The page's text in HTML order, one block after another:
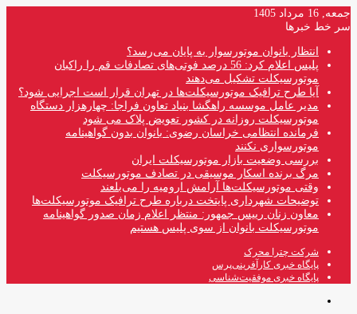
جمعه, 16 مرداد 1405
سر خط خبرها
انتظار بانوان موتورسوار به پایان می‌رسد؟
پلیس اعلام کرد: 56 درصد فوتی‌های تصادفات قم را راکبان
موتورسیکلت تشکیل می‌دهند
آیا طرح ترافیک موتورسیکلت‌ها در تهران قرار است اجرایی شود؟
مدیر عامل موسسه راهگشا بنیاد تعاون فراجا: چهارهزار دستگاه
موتورسیکلت روزانه در کشور تعویض پلاک می شود
فرمانده انتظامی خراسان رضوی: بانوان بدون گواهینامه
موتورسواری نکنند
بررسی وضعیت بازار موتورسیکلت ایران
مرگ برنده اسکار موسیقی در تصادف موتورسیکلت
وقتی موتورسیکلت‌ها آرامش ارومیه را می‌بلعند
توضیحات شهرداری پایتخت درباره طرح ترافیک موتورسیکلت‌ها
معاون زنان رییس جمهور: منتظر اعلام زمان صدور گواهینامه
موتورسیکلت بانوان از سوی پلیس هستیم
شرکت چترا محرک
پایگاه خبری کارآفرینی‌پرس
پایگاه خبری موفقیت‌شناسی